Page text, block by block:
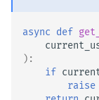
async def
):
if
raise